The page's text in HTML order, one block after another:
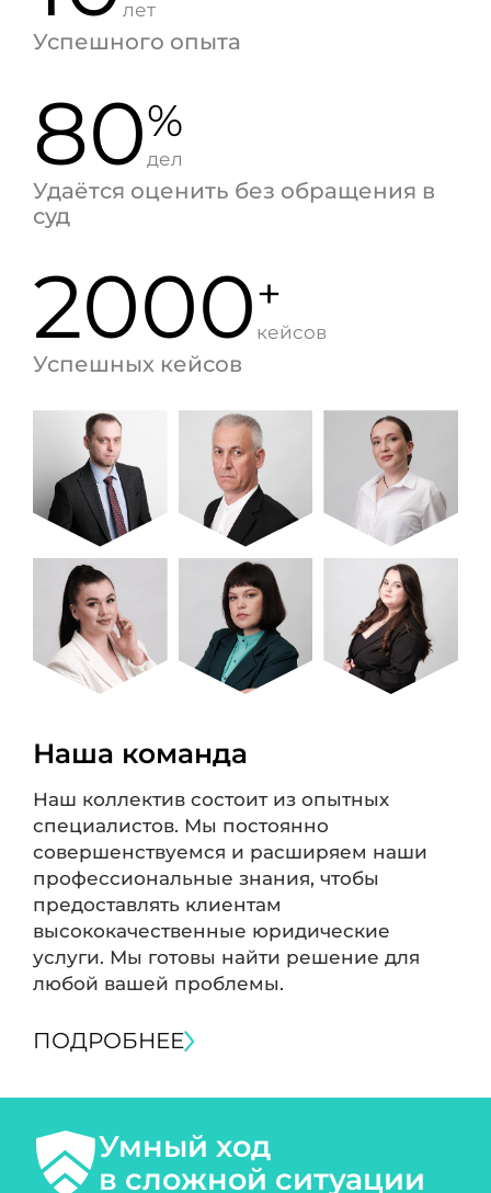
лет
Успешного опыта
80%
дел
Удаётся оценить без обращения в
суд
2000+
кейсов
Успешных кейсов
Наша команда
Наш коллектив состоит из опытных
специалистов. Мы постоянно
совершенствуемся и расширяем наши
профессиональные знания, чтобы
предоставлять клиентам
высококачественные юридические
услуги. Мы готовы найти решение для
любой вашей проблемы.
ПОДРОБНЕЕ
Умный ход
в сложной ситуации